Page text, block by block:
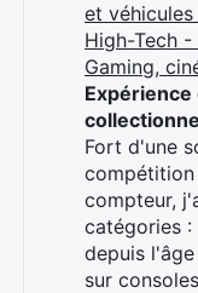
et
High-Tech -
Gaming,
Expérience
Fort d'une
compétition
compteur,
catégories :
depuis
sur